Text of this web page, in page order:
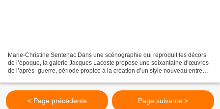
Marie-Christine Sentenac Dans une scénographie qui reproduit les décors
de l’époque, la galerie Jacques Lacoste propose une soixantaine d’œuvres
de l’après–guerre, période propice à la création d’un style nouveau entre
< Page précédente Page suivante >